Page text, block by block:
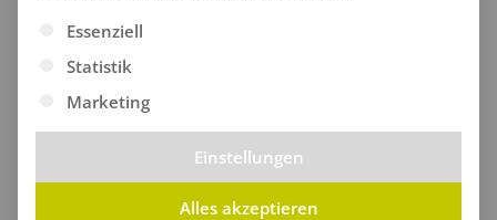
[jgm-review-widget]
Kundenprojekte
Es folgt eine Liste der Service-Gruppen, für die eine
Essenziell
Statistik
Marketing
Einstellungen
Alles akzeptieren